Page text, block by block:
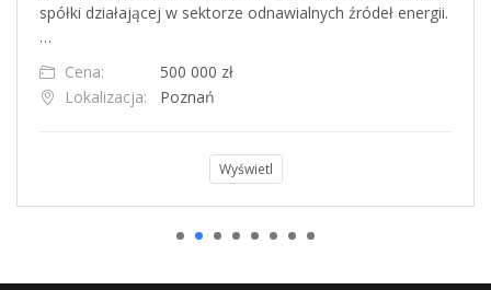
spółki działającej w sektorze odnawialnych źródeł energii.
…
Cena:
500 000 zł
Lokalizacja:
Poznań
Wyświetl